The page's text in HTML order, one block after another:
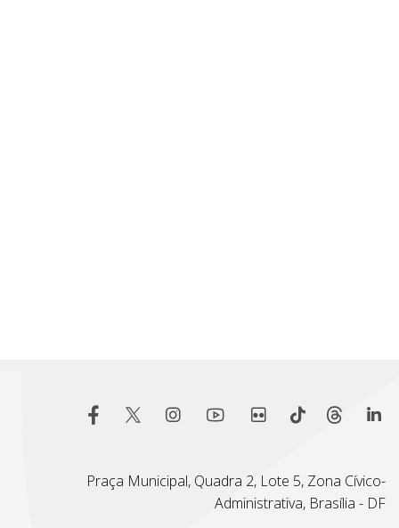
Praça Municipal, Quadra 2, Lote 5, Zona Cívico-
Administrativa, Brasília - DF